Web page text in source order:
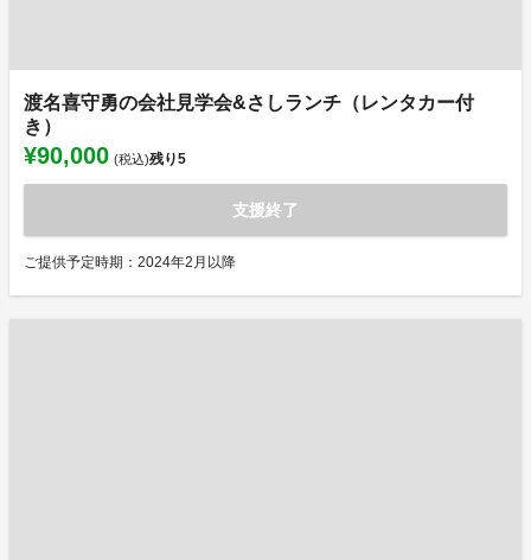
渡名喜守勇の会社見学会&さしランチ（レンタカー付
き）
¥90,000 (税込)残り5
支援終了
ご提供予定時期：2024年2月以降